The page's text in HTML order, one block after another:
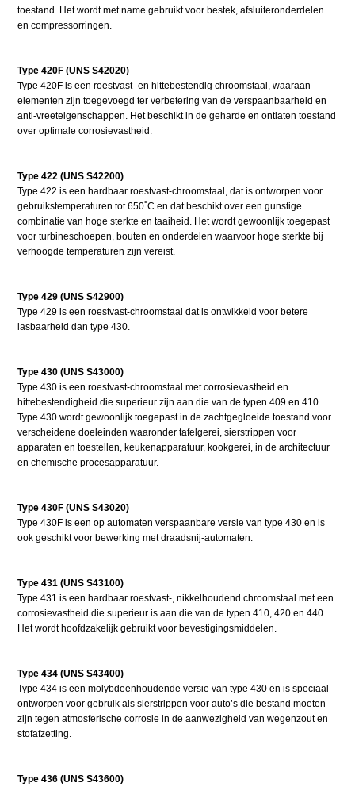
toestand. Het wordt met name gebruikt voor bestek, afsluiteronderdelen
en compressorringen.
Type 420F (UNS S42020)
Type 420F is een roestvast- en hittebestendig chroomstaal, waaraan
elementen zijn toegevoegd ter verbetering van de verspaanbaarheid en
anti-vreeteigenschappen. Het beschikt in de geharde en ontlaten toestand
over optimale corrosievastheid.
Type 422 (UNS S42200)
Type 422 is een hardbaar roestvast-chroomstaal, dat is ontworpen voor
gebruikstemperaturen tot 650˚C en dat beschikt over een gunstige
combinatie van hoge sterkte en taaiheid. Het wordt gewoonlijk toegepast
voor turbineschoepen, bouten en onderdelen waarvoor hoge sterkte bij
verhoogde temperaturen zijn vereist.
Type 429 (UNS S42900)
Type 429 is een roestvast-chroomstaal dat is ontwikkeld voor betere
lasbaarheid dan type 430.
Type 430 (UNS S43000)
Type 430 is een roestvast-chroomstaal met corrosievastheid en
hittebestendigheid die superieur zijn aan die van de typen 409 en 410.
Type 430 wordt gewoonlijk toegepast in de zachtgegloeide toestand voor
verscheidene doeleinden waaronder tafelgerei, sierstrippen voor
apparaten en toestellen, keukenapparatuur, kookgerei, in de architectuur
en chemische procesapparatuur.
Type 430F (UNS S43020)
Type 430F is een op automaten verspaanbare versie van type 430 en is
ook geschikt voor bewerking met draadsnij-automaten.
Type 431 (UNS S43100)
Type 431 is een hardbaar roestvast-, nikkelhoudend chroomstaal met een
corrosievastheid die superieur is aan die van de typen 410, 420 en 440.
Het wordt hoofdzakelijk gebruikt voor bevestigingsmiddelen.
Type 434 (UNS S43400)
Type 434 is een molybdeenhoudende versie van type 430 en is speciaal
ontworpen voor gebruik als sierstrippen voor auto’s die bestand moeten
zijn tegen atmosferische corrosie in de aanwezigheid van wegenzout en
stofafzetting.
Type 436 (UNS S43600)